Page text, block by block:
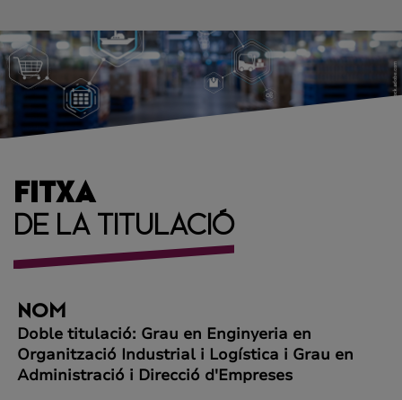
FITXA
DE LA TITULACIÓ
NOM
Doble titulació: Grau en Enginyeria en
Organització Industrial i Logística i Grau en
Administració i Direcció d'Empreses